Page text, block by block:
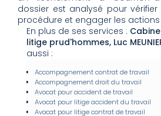
dossier est analysé pour
procédure et engager les
En plus de ses services :
litige prud'hommes, Luc
aussi :
Accompagnement contrat de travail
Accompagnement droit du travail
Avocat pour accident de travail
Avocat pour litige accident du travail
Avocat pour litige contrat de travail